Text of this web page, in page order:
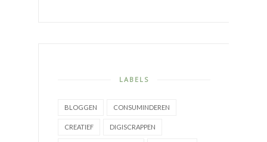
LABELS
BLOGGEN CONSUMINDEREN
CREATIEF DIGISCRAPPEN